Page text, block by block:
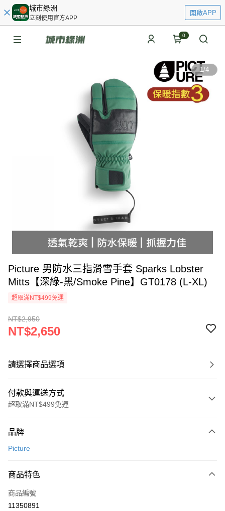
城市綠洲
立刻使用官方APP
開啟APP
0
1/4
Picture 男防水三指滑雪手套 Sparks Lobster
Mitts【深綠-黑/Smoke Pine】GT0178 (L-XL)
超取滿NT$499免運
NT$2,950
NT$2,650
請選擇商品選項
付款與運送方式
超取滿NT$499免運
信用卡一次付款
LINE Pay
Apple Pay
品牌
Picture
商品特色
商品編號
11350891